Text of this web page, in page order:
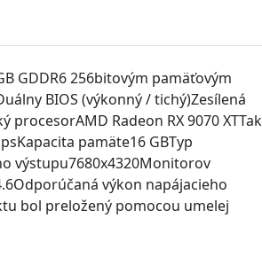
GDDR6 256bitovým pamäťovým
BIOS (výkonný / tichý)Zesílená
Radeon RX 9070
pamäte16 GBTyp
výstupu7680x4320Monitorov
výkon napájacieho
bol preložený pomocou umelej